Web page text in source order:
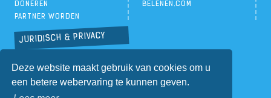
Deze website maakt gebruik van cookies om u
een betere webervaring te kunnen geven.
DONEREN
PARTNER WORDEN
BELENEN.COM
JURIDISCH & PRIVACY
ALGEMENE VOORWAARDEN